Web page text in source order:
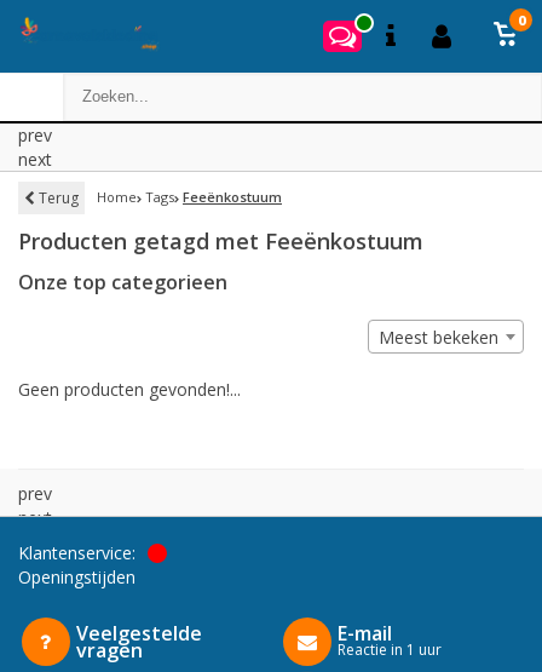
0
prev
next
Terug Home Tags Feeënkostuum
Producten getagd met Feeënkostuum
Onze top categorieen
Meest bekeken
Geen producten gevonden!...
prev
next
Klantenservice:
Openingstijden
Veelgestelde
vragen
E-mail
Reactie in 1 uur